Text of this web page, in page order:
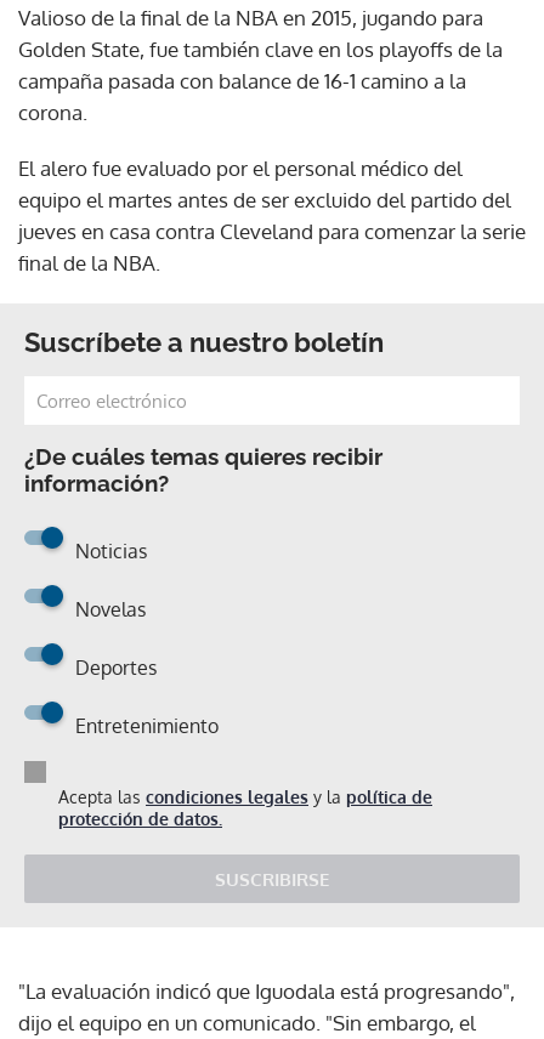
Valioso de la final de la NBA en 2015, jugando para
Golden State, fue también clave en los playoffs de la
campaña pasada con balance de 16-1 camino a la
corona.
El alero fue evaluado por el personal médico del
equipo el martes antes de ser excluido del partido del
jueves en casa contra Cleveland para comenzar la serie
final de la NBA.
Suscríbete a nuestro boletín
¿De cuáles temas quieres recibir
información?
Noticias
Novelas
Deportes
Entretenimiento
Acepta las condiciones legales y la política de
protección de datos.
SUSCRIBIRSE
"La evaluación indicó que Iguodala está progresando",
dijo el equipo en un comunicado. "Sin embargo, el